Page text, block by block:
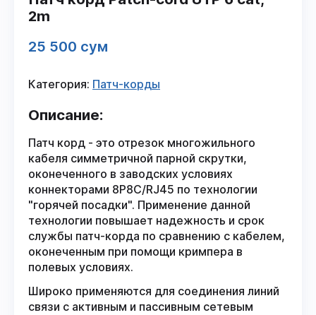
2m
25 500 сум
Категория: Патч-корды
Описание:
Патч корд - это отрезок многожильного
кабеля симметричной парной скрутки,
оконеченного в заводских условиях
коннекторами 8P8C/RJ45 по технологии
"горячей посадки". Применение данной
технологии повышает надежность и срок
службы патч-корда по сравнению с кабелем,
оконеченным при помощи кримпера в
полевых условиях.
Широко применяются для соединения линий
связи с активным и пассивным сетевым